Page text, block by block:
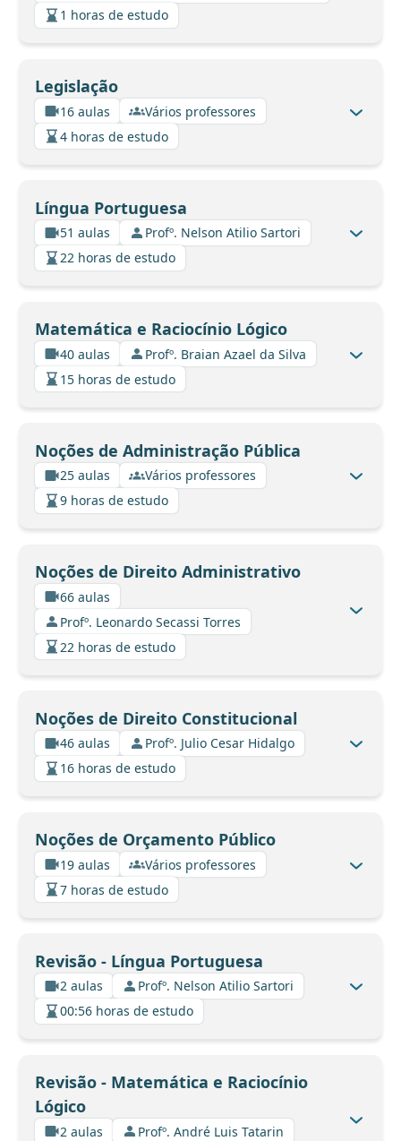
1 horas de estudo
Legislação
16 aulas
Vários professores
4 horas de estudo
Língua Portuguesa
51 aulas
Profº. Nelson Atilio Sartori
22 horas de estudo
Matemática e Raciocínio Lógico
40 aulas
Profº. Braian Azael da Silva
15 horas de estudo
Noções de Administração Pública
25 aulas
Vários professores
9 horas de estudo
Noções de Direito Administrativo
66 aulas
Profº. Leonardo Secassi Torres
22 horas de estudo
Noções de Direito Constitucional
46 aulas
Profº. Julio Cesar Hidalgo
16 horas de estudo
Noções de Orçamento Público
19 aulas
Vários professores
7 horas de estudo
Revisão - Língua Portuguesa
2 aulas
Profº. Nelson Atilio Sartori
00:56 horas de estudo
Revisão - Matemática e Raciocínio
Lógico
2 aulas
Profº. André Luis Tatarin